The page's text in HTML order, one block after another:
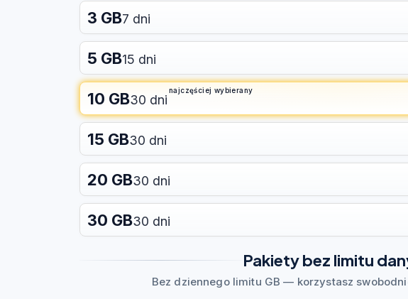
3 GB7 dni
5 GB15 dni
najczęściej wybierany
10 GB30 dni
15 GB30 dni
20 GB30 dni
30 GB30 dni
Pakiety bez limitu
Bez dziennego limitu GB — korzystasz